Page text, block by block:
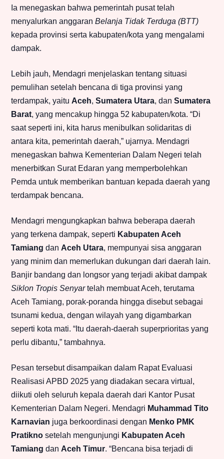
Ia menegaskan bahwa pemerintah pusat telah
menyalurkan anggaran Belanja Tidak Terduga (BTT)
kepada provinsi serta kabupaten/kota yang mengalami
dampak.
Lebih jauh, Mendagri menjelaskan tentang situasi
pemulihan setelah bencana di tiga provinsi yang
terdampak, yaitu Aceh, Sumatera Utara, dan Sumatera
Barat, yang mencakup hingga 52 kabupaten/kota. “Di
saat seperti ini, kita harus menibulkan solidaritas di
antara kita, pemerintah daerah,” ujarnya. Mendagri
menegaskan bahwa Kementerian Dalam Negeri telah
menerbitkan Surat Edaran yang memperbolehkan
Pemda untuk memberikan bantuan kepada daerah yang
terdampak bencana.
Mendagri mengungkapkan bahwa beberapa daerah
yang terkena dampak, seperti Kabupaten Aceh
Tamiang dan Aceh Utara, mempunyai sisa anggaran
yang minim dan memerlukan dukungan dari daerah lain.
Banjir bandang dan longsor yang terjadi akibat dampak
Siklon Tropis Senyartelah membuat Aceh, terutama
Aceh Tamiang, porak-poranda hingga disebut sebagai
tsunami kedua, dengan wilayah yang digambarkan
seperti kota mati. “Itu daerah-daerah superprioritas yang
perlu dibantu,” tambahnya.
Pesan tersebut disampaikan dalam Rapat Evaluasi
Realisasi APBD 2025 yang diadakan secara virtual,
diikuti oleh seluruh kepala daerah dari Kantor Pusat
Kementerian Dalam Negeri. Mendagri Muhammad Tito
Karnavian juga berkoordinasi dengan Menko PMK
Pratikno setelah mengunjungi Kabupaten Aceh
Tamiang dan Aceh Timur. “Bencana bisa terjadi di